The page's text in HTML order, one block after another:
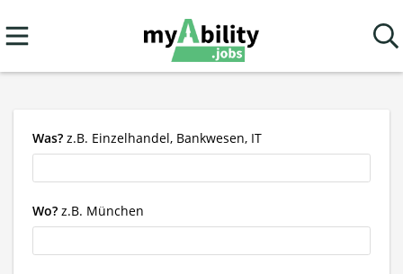
Was? z.B. Einzelhandel, Bankwesen, IT
Wo? z.B. München